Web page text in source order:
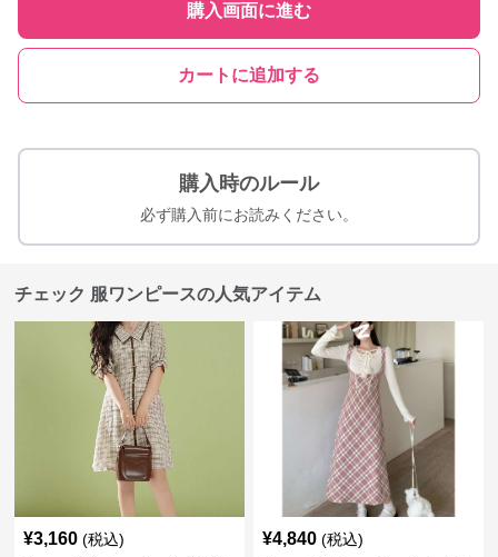
購入画面に進む
カートに追加する
購入時のルール
必ず購入前にお読みください。
チェック 服ワンピースの人気アイテム
¥3,160 (税込) ¥4,840 (税込)